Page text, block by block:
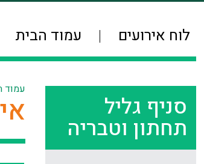
לוח אירועים עמוד הבית
סניף גליל
תחתון וטבריה
עמוד